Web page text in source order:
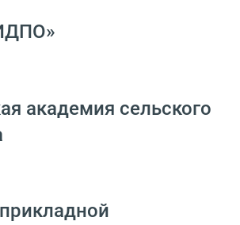
академия сельского